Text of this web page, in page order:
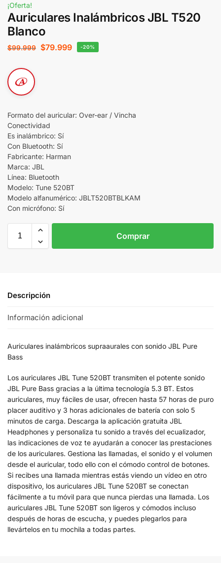
¡Oferta!
Auriculares Inalámbricos JBL T520
Blanco
$99.999 $79.999 -20%
Formato del auricular: Over-ear / Vincha
Conectividad
Es inalámbrico: Sí
Con Bluetooth: Sí
Fabricante: Harman
Marca: JBL
Línea: Bluetooth
Modelo: Tune 520BT
Modelo alfanumérico: JBLT520BTBLKAM
Con micrófono: Sí
Comprar
Descripción
Información adicional
Auriculares inalámbricos supraaurales con sonido JBL Pure
Bass
Los auriculares JBL Tune 520BT transmiten el potente sonido
JBL Pure Bass gracias a la última tecnología 5.3 BT. Estos
auriculares, muy fáciles de usar, ofrecen hasta 57 horas de puro
placer auditivo y 3 horas adicionales de batería con solo 5
minutos de carga. Descarga la aplicación gratuita JBL
Headphones y personaliza tu sonido a través del ecualizador,
las indicaciones de voz te ayudarán a conocer las prestaciones
de los auriculares. Gestiona las llamadas, el sonido y el volumen
desde el auricular, todo ello con el cómodo control de botones.
Si recibes una llamada mientras estás viendo un vídeo en otro
dispositivo, los auriculares JBL Tune 520BT se conectan
fácilmente a tu móvil para que nunca pierdas una llamada. Los
auriculares JBL Tune 520BT son ligeros y cómodos incluso
después de horas de escucha, y puedes plegarlos para
llevártelos en tu mochila a todas partes.